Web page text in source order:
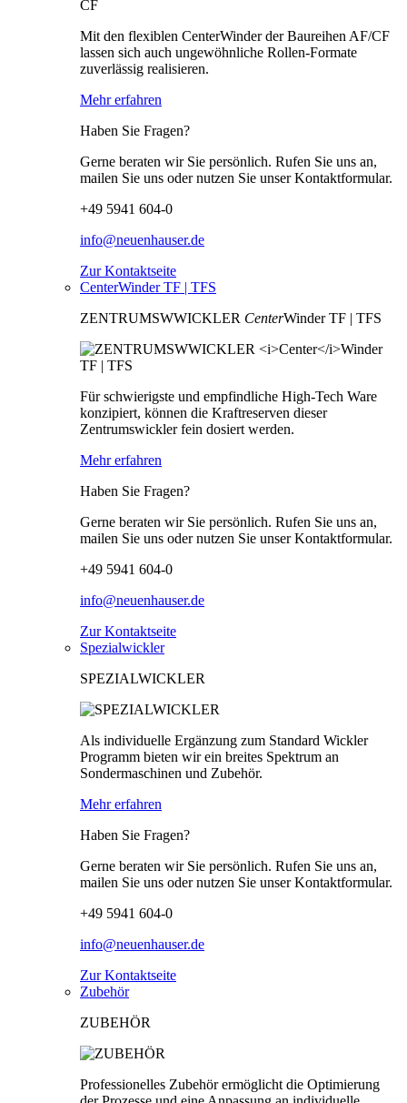
Mit den flexiblen CenterWinder der Baureihen AF/CF
lassen sich auch ungewöhnliche Rollen-Formate
zuverlässig realisieren.
Mehr erfahren
Haben Sie Fragen?
Gerne beraten wir Sie persönlich. Rufen Sie uns an,
mailen Sie uns oder nutzen Sie unser Kontaktformular.
+49 5941 604-0
info@neuenhauser.de
Zur Kontaktseite
CenterWinder TF | TFS
ZENTRUMSWWICKLER CenterWinder TF | TFS
Für schwierigste und empfindliche High-Tech Ware
konzipiert, können die Kraftreserven dieser
Zentrumswickler fein dosiert werden.
Mehr erfahren
Haben Sie Fragen?
Gerne beraten wir Sie persönlich. Rufen Sie uns an,
mailen Sie uns oder nutzen Sie unser Kontaktformular.
+49 5941 604-0
info@neuenhauser.de
Zur Kontaktseite
Spezialwickler
SPEZIALWICKLER
Als individuelle Ergänzung zum Standard Wickler
Programm bieten wir ein breites Spektrum an
Sondermaschinen und Zubehör.
Mehr erfahren
Haben Sie Fragen?
Gerne beraten wir Sie persönlich. Rufen Sie uns an,
mailen Sie uns oder nutzen Sie unser Kontaktformular.
+49 5941 604-0
info@neuenhauser.de
Zur Kontaktseite
Zubehör
ZUBEHÖR
Professionelles Zubehör ermöglicht die Optimierung